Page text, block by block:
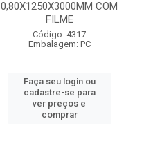
0,80X1250X3000MM COM
FILME
Código: 4317
Embalagem: PC
Faça seu login ou
cadastre-se para
ver preços e
comprar